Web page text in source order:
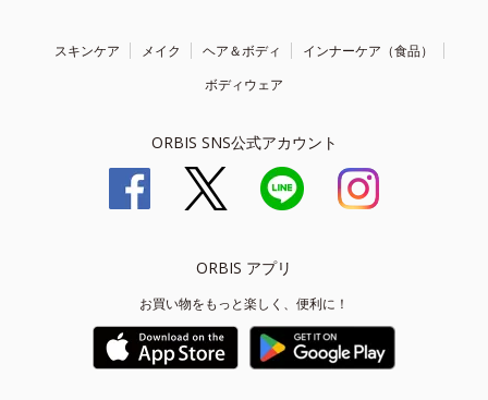
スキンケア メイク ヘア＆ボディ
インナーケア（食品）
ボディウェア
ORBIS SNS公式アカウント
ORBIS アプリ
お買い物をもっと楽しく、便利に！